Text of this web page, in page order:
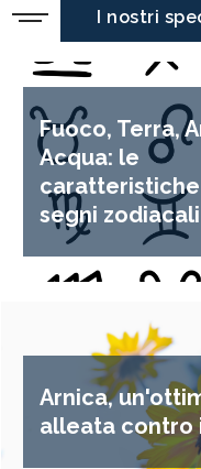
I nostri
Fuoco, Terra,
Acqua: le
caratteristiche
segni zodiacali
Arnica,
alleata contro